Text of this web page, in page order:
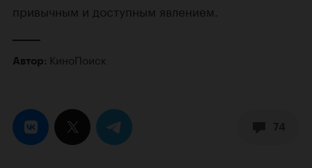
привычным и доступным явлением.
Автор: КиноПоиск